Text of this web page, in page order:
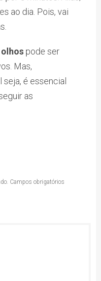
ao dia. Pois, vai
pode ser
Mas,
é essencial
as
Campos obrigatórios